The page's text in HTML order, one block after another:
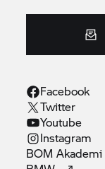
Facebook
Twitter
Youtube
Instagram
BOMAkademi